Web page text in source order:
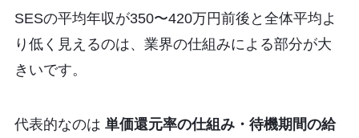
SESの平均年収が350〜420万円前後と全体平均よ
り低く見えるのは、業界の仕組みによる部分が大
きいです。
代表的なのは 単価還元率の仕組み・待機期間の給